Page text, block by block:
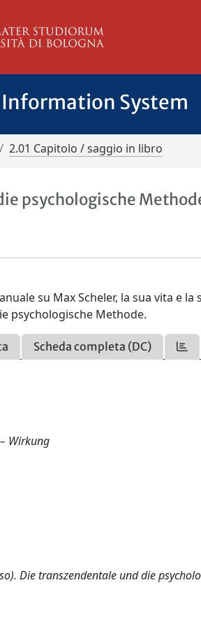
System
2.01 Capitolo / saggio in libro
psychologische
su Max Scheler, la sua vita e
psychologische Methode.
Scheda completa (DC)
Wirkung
Die transzendentale und die